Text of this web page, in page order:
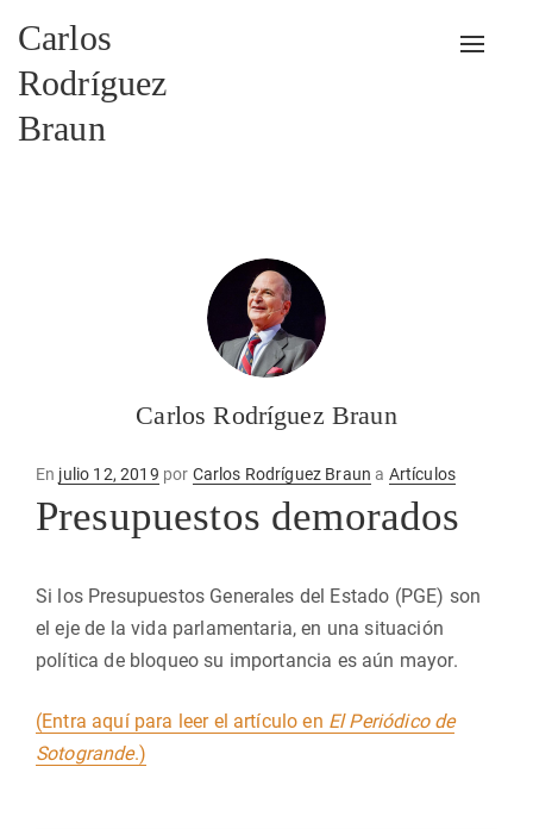
Carlos
Rodríguez
Braun
Carlos Rodríguez Braun
En Publicado
julio 12, 2019 por Carlos Rodríguez Braun a Artículos
Presupuestos demorados
Si los Presupuestos Generales del Estado (PGE) son
el eje de la vida parlamentaria, en una situación
política de bloqueo su importancia es aún mayor.
(Entra aquí para leer el artículo en El Periódico de
Sotogrande.)